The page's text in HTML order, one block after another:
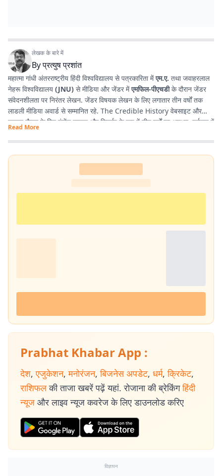
लेखक के बारे में
Byप्रत्युष प्रशांत
महात्मा गांधी अंतरराष्ट्रीय हिंदी विश्वविद्यालय से पत्रकारिता मेंएम.ए. तथा जवाहरलाल
नेहरू विश्वविद्यालय (JNU) से मीडिया और जेंडर मेंएमफिल-पीएचडीके दौरान जेंडर
संवेदनशीलता पर निरंतर लेखन. जेंडर विषयक लेखन के लिए लगातार तीन वर्षों तक
लाडली मीडिया अवार्ड से सम्मानित रहे. The Credible History वेबसाइट और
यूट्यूब चैनल के लिए कंटेंट राइटर और रिसर्चर के रूप में तीन वर्षों का अनुभव. वर्तमान में
प्रभात खबर डिजिटल
किताबें पढ़ने, वायलिन बजाने और कला-साहित्य में गहरी रुचि रखते हैं तथा बिहार को
सामाजिक, सांस्कृतिक और राजनीतिक दृष्टि से समझने में विशेष दिलचस्पी.
Read More
Prabhat Khabar App :
देश, एजुकेशन, मनोरंजन, बिजनेस अपडेट, धर्म, क्रिकेट,
राशिफल की ताजा खबरें पढ़ें यहां. रोजाना की ब्रेकिंग हिंदी
न्यूज और लाइव न्यूज कवरेज के लिए डाउनलोड करिए
विज्ञापन